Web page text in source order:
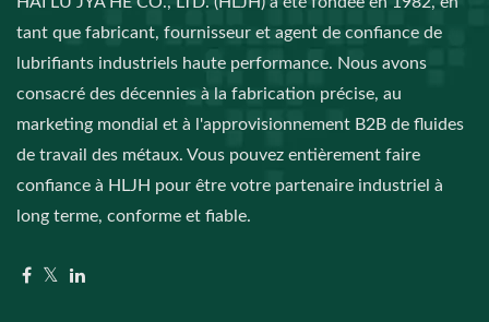
tant que fabricant, fournisseur et agent de confiance de
lubrifiants industriels haute performance. Nous avons
consacré des décennies à la fabrication précise, au
marketing mondial et à l'approvisionnement B2B de fluides
de travail des métaux. Vous pouvez entièrement faire
confiance à HLJH pour être votre partenaire industriel à
long terme, conforme et fiable.